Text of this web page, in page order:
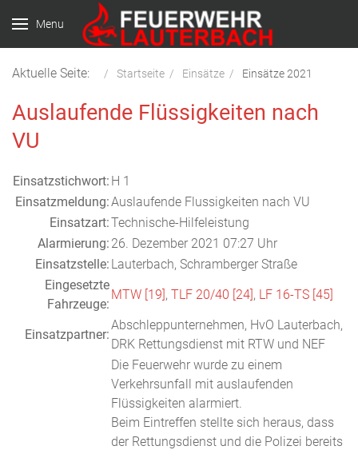
Menu
Aktuelle Seite: Startseite Einsätze Einsätze 2021
Auslaufende Flüssigkeiten nach
VU
Einsatzstichwort: H 1
Einsatzmeldung:Auslaufende Flussigkeiten nach VU
Einsatzart:Technische-Hilfeleistung
Alarmierung: 26. Dezember 2021 07:27 Uhr
Einsatzstelle: Lauterbach, Schramberger Straße
Eingesetzte
Fahrzeuge:
MTW [19], TLF 20/40 [24], LF 16-TS [45]
Einsatzpartner:
Abschleppunternehmen, HvO Lauterbach,
DRK Rettungsdienst mit RTW und NEF
Die Feuerwehr wurde zu einem
Verkehrsunfall mit auslaufenden
Flüssigkeiten alarmiert.
Beim Eintreffen stellte sich heraus, dass
der Rettungsdienst und die Polizei bereits